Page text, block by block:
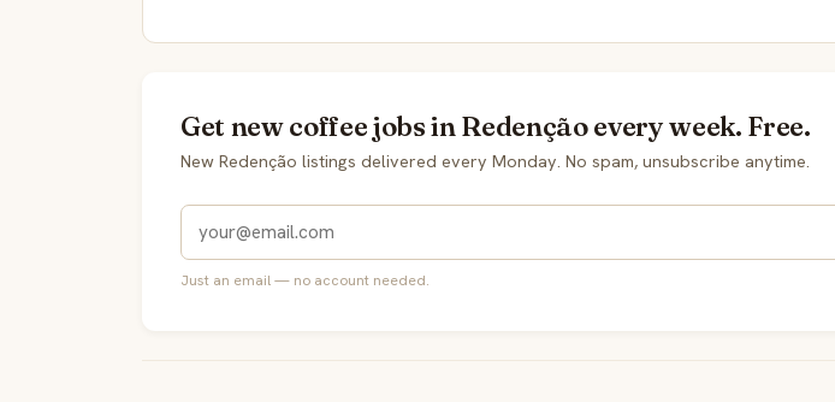
Get new coffee jobs in Redenção every week. Free.
New Redenção listings delivered every Monday. No spam, unsubscribe anytime.
Just an email — no account needed.